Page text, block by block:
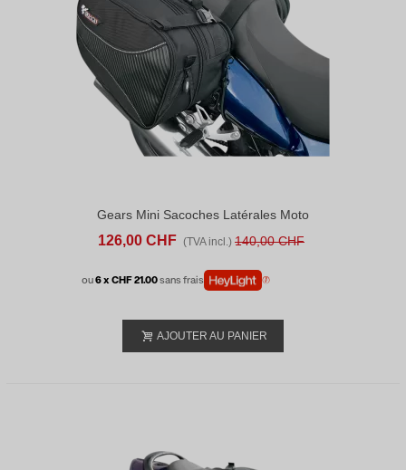
Gears Mini Sacoches Latérales Moto
126,00 CHF (TVA incl.) 140,00 CHF
ou6 x CHF 21.00sans frais
AJOUTER AU PANIER